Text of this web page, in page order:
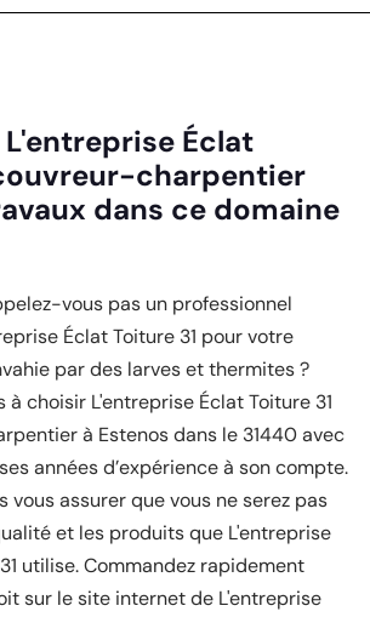
Éclat
charpentier
dans ce domaine
vous pas un professionnel
Éclat Toiture 31 pour votre
par des larves et thermites ?
à choisir L'entreprise Éclat Toiture 31
à Estenos dans le 31440 avec
années d’expérience à son compte.
vous assurer que vous ne serez pas
et les produits que L'entreprise
utilise. Commandez rapidement
sur le site internet de L'entreprise